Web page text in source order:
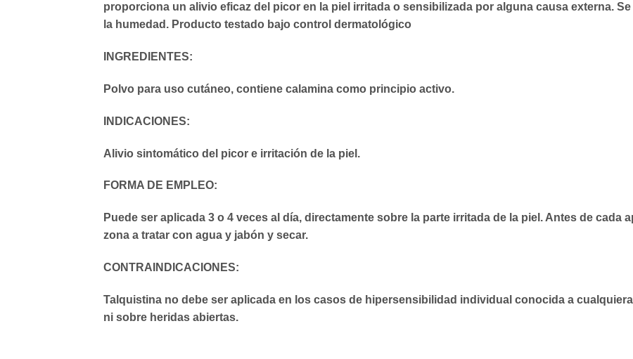
proporciona un alivio eficaz del picor en la piel irritada o sensibilizada por alguna causa externa.
la humedad. Producto testado bajo control dermatológico
INGREDIENTES:
Polvo para uso cutáneo, contiene calamina como principio activo.
INDICACIONES:
Alivio sintomático del picor e irritación de la piel.
FORMA DE EMPLEO:
Puede ser aplicada 3 o 4 veces al día, directamente sobre la parte irritada de la piel. Antes de cada
zona a tratar con agua y jabón y secar.
CONTRAINDICACIONES:
Talquistina no debe ser aplicada en los casos de hipersensibilidad individual conocida a
ni sobre heridas abiertas.